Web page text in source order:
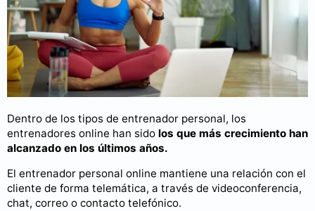
Dentro de los tipos de entrenador personal, los
entrenadores online han sido los que más crecimiento han
alcanzado en los últimos años.
El entrenador personal online mantiene una relación con el
cliente de forma telemática, a través de videoconferencia,
chat, correo o contacto telefónico.